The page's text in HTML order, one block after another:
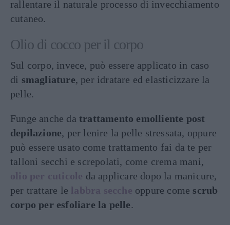
rallentare il naturale processo di invecchiamento
cutaneo.
Olio di cocco per il corpo
Sul corpo, invece, può essere applicato in caso
di smagliature, per idratare ed elasticizzare la
pelle.
Funge anche da trattamento emolliente post
depilazione, per lenire la pelle stressata, oppure
può essere usato come trattamento fai da te per
talloni secchi e screpolati, come crema mani,
olio per cuticole da applicare dopo la manicure,
per trattare le labbra secche oppure come scrub
corpo per esfoliare la pelle.